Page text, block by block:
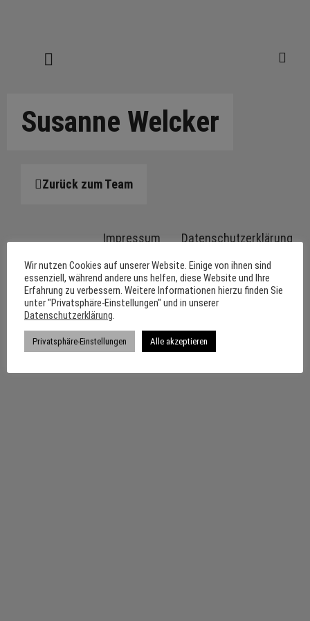
Susanne Welcker
Zurück zum Team
Impressum Datenschutzerklärung
Wir nutzen Cookies auf unserer Website. Einige von ihnen sind
essenziell, während andere uns helfen, diese Website und Ihre
Erfahrung zu verbessern. Weitere Informationen hierzu finden Sie
unter "Privatsphäre-Einstellungen" und in unserer
Datenschutzerklärung
Privatsphäre-Einstellungen Alle akzeptieren